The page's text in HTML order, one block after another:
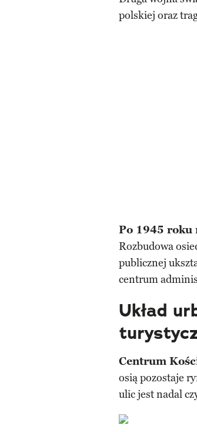
polskiej oraz
Po 1945 roku
Rozbudowa
publicznej
centrum
Układ
Centrum
osią pozostaje
ulic jest nadal